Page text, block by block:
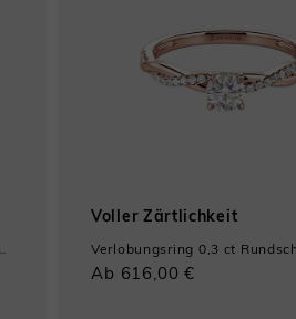
Voller Zärtlichkeit
Ab 616,00 €